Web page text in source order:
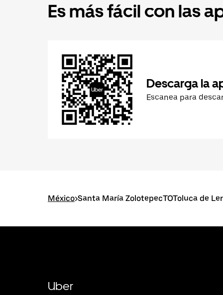
Es más fácil con las
Descarga la
Escanea para
México>Santa María ZolotepecTOToluca de
Uber